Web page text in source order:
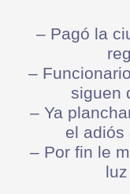
– ⁠Pagó la
–
siguen
– ⁠Ya
el adiós
– ⁠Por fin le